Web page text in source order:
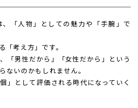
「人物」としての魅力や「手腕」で
「考え方」です。
「男性だから」「女性だから」という
ないのかもしれません。
」として評価される時代になっていく